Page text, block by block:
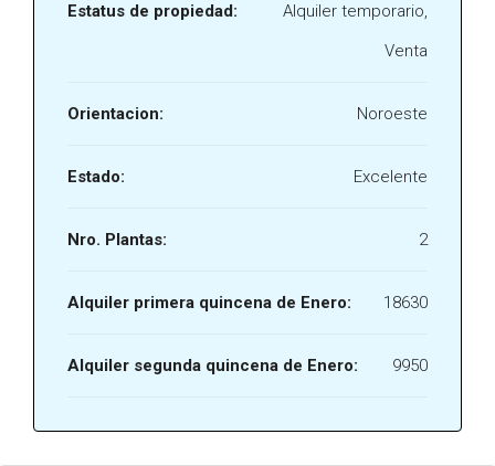
Estatus de propiedad:
Alquiler temporario,
Venta
Orientacion: Noroeste
Estado: Excelente
Nro. Plantas: 2
Alquiler primera quincena de Enero: 18630
Alquiler segunda quincena de Enero: 9950